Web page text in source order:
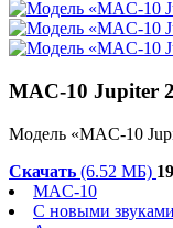
MAC-10 Jupiter
Модель «MAC-10
Скачать (6.52 МБ)
MAC-10
С новыми звуками